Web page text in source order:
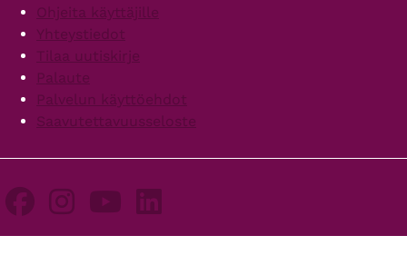
Ohjeita käyttäjille
Yhteystiedot
Tilaa uutiskirje
Palaute
Palvelun käyttöehdot
Saavutettavuusseloste